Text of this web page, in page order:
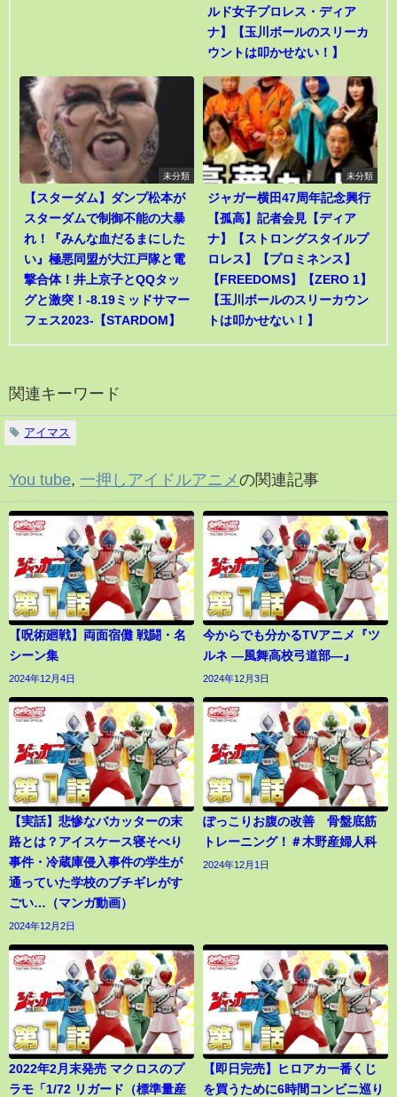
ルド女子プロレス・ディア
ナ】【玉川ボールのスリーカ
ウントは叩かせない！】
未分類
【スターダム】ダンプ松本が
スターダムで制御不能の大暴
れ！『みんな血だるまにした
い』極悪同盟が大江戸隊と電
撃合体！井上京子とQQタッ
グと激突！-8.19ミッドサマー
フェス2023-【STARDOM】
未分類
ジャガー横田47周年記念興行
【孤高】記者会見【ディア
ナ】【ストロングスタイルプ
ロレス】【プロミネンス】
【FREEDOMS】【ZERO 1】
【玉川ボールのスリーカウン
トは叩かせない！】
関連キーワード
アイマス
You tube, 一押しアイドルアニメの関連記事
【呪術廻戦】両面宿儺 戦闘・名
シーン集
2024年12月4日
今からでも分かるTVアニメ『ツ
ルネ ―風舞高校弓道部―』
2024年12月3日
【実話】悲惨なバカッターの末
路とは？アイスケース寝そべり
事件・冷蔵庫侵入事件の学生が
通っていた学校のブチギレがす
ごい…（マンガ動画）
2024年12月2日
ぽっこりお腹の改善 骨盤底筋
トレーニング！＃木野産婦人科
2024年12月1日
2022年2月末発売 マクロスのプ
ラモ「1/72 リガード（標準量産
【即日完売】ヒロアカ一番くじ
を買うために6時間コンビニ巡り